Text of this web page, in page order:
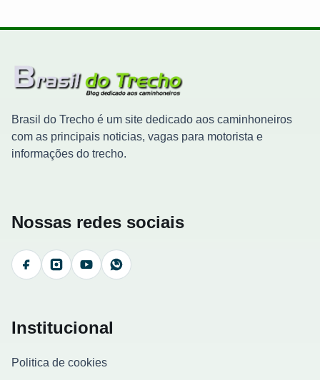
Brasil do Trecho é um site dedicado aos caminhoneiros
com as principais noticias, vagas para motorista e
informações do trecho.
Nossas redes sociais
FacebookInstagramYouTubeWhatsApp
Institucional
Politica de cookies